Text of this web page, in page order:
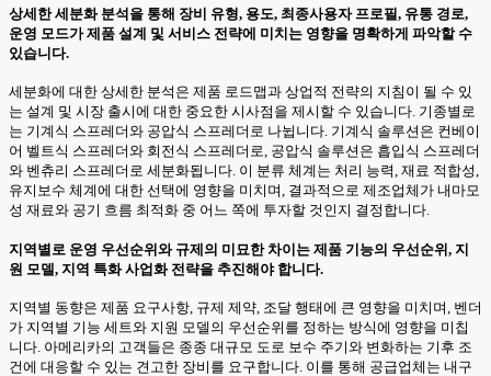
상세한 세분화 분석을 통해 장비 유형, 용도, 최종사용자 프로필, 유통 경로,
운영 모드가 제품 설계 및 서비스 전략에 미치는 영향을 명확하게 파악할 수
있습니다.
세분화에 대한 상세한 분석은 제품 로드맵과 상업적 전략의 지침이 될 수 있
는 설계 및 시장 출시에 대한 중요한 시사점을 제시할 수 있습니다. 기종별로
는 기계식 스프레더와 공압식 스프레더로 나뉩니다. 기계식 솔루션은 컨베이
어 벨트식 스프레더와 회전식 스프레더로, 공압식 솔루션은 흡입식 스프레더
와 벤츄리 스프레더로 세분화됩니다. 이 분류 체계는 처리 능력, 재료 적합성,
유지보수 체계에 대한 선택에 영향을 미치며, 결과적으로 제조업체가 내마모
성 재료와 공기 흐름 최적화 중 어느 쪽에 투자할 것인지 결정합니다.
지역별로 운영 우선순위와 규제의 미묘한 차이는 제품 기능의 우선순위, 지
원 모델, 지역 특화 사업화 전략을 추진해야 합니다.
지역별 동향은 제품 요구사항, 규제 제약, 조달 행태에 큰 영향을 미치며, 벤더
가 지역별 기능 세트와 지원 모델의 우선순위를 정하는 방식에 영향을 미칩
니다. 아메리카의 고객들은 종종 대규모 도로 보수 주기와 변화하는 기후 조
건에 대응할 수 있는 견고한 장비를 요구합니다. 이를 통해 공급업체는 내구